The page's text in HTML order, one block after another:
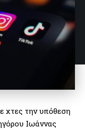
χτες την υπόθεση
Ιωάννας